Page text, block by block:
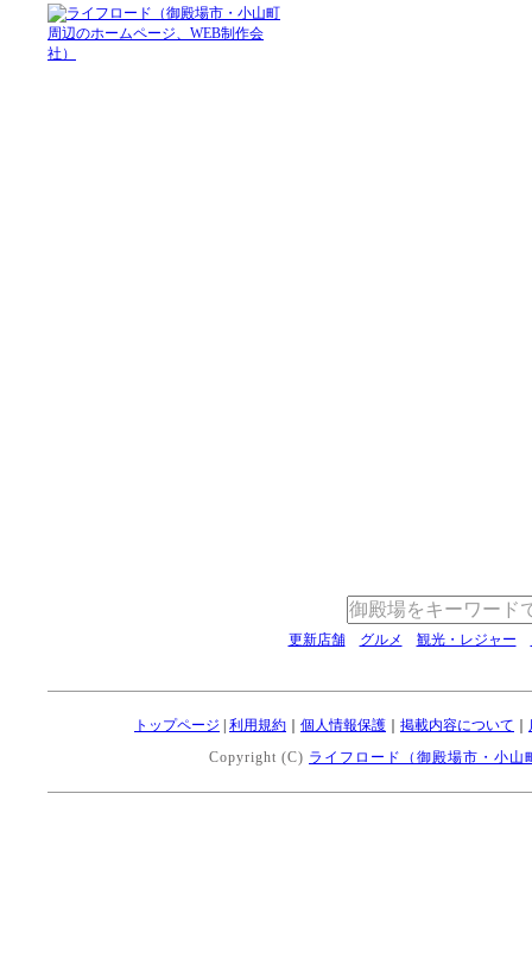
更新店舗 グルメ 観光・レジャー
トップページ 利用規約 個人情報保護 掲載内容について
Copyright (C) ライフロード（御殿場市・小